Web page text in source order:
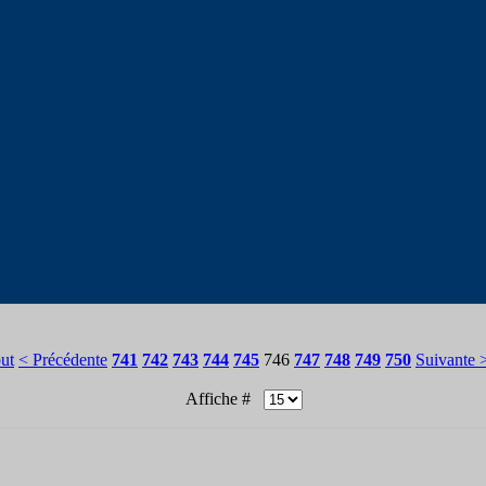
< Précédente 741 742 743 744 745 746 747 748 749 750 Suivante
Affiche #